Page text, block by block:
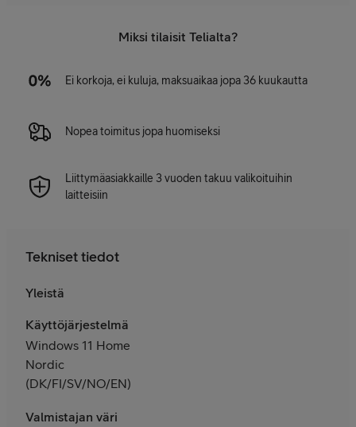
Miksi tilaisit Telialta?
Ei korkoja, ei kuluja, maksuaikaa jopa 36 kuukautta
Nopea toimitus jopa huomiseksi
Liittymäasiakkaille 3 vuoden takuu valikoituihin
laitteisiin
Tekniset tiedot
Yleistä
Käyttöjärjestelmä
Windows 11 Home
Nordic
(DK/FI/SV/NO/EN)
Valmistajan väri